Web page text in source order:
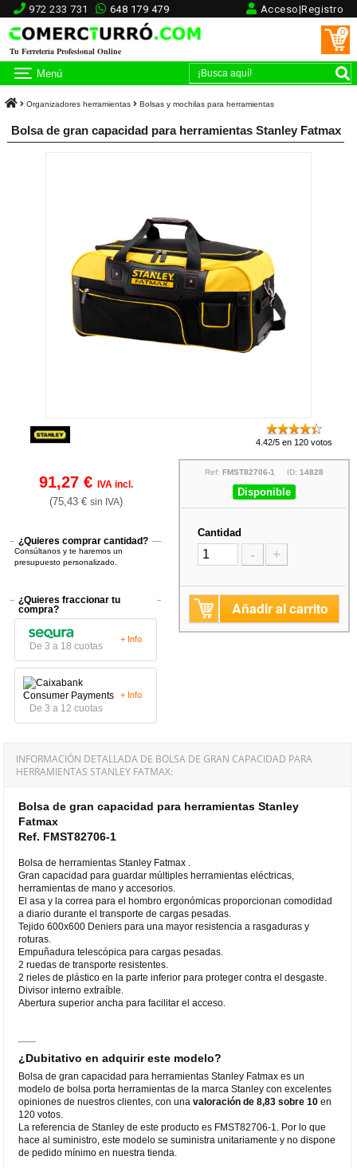
972 233 731 648 179 479 Acceso|Registro
Tu Ferretería Profesional Online
0
Menú
Organizadores herramientas Bolsas y mochilas para herramientas
Bolsa de gran capacidad para herramientas Stanley Fatmax
4.42/5 en 120 votos
91,27 € IVA incl.
(75,43 € sin IVA)
¿Quieres comprar cantidad?
Consúltanos y te haremos un
presupuesto personalizado.
¿Quieres fraccionar tu
compra?
De 3 a 18 cuotas
+ Info
De 3 a 12 cuotas
+ Info
Ref: FMST82706-1 ID: 14828
Disponible
Cantidad
- +
Añadir al carrito
INFORMACIÓN DETALLADA DE BOLSA DE GRAN CAPACIDAD PARA
HERRAMIENTAS STANLEY FATMAX:
Bolsa de gran capacidad para herramientas Stanley
Fatmax
Ref. FMST82706-1
Bolsa de herramientas Stanley Fatmax .
Gran capacidad para guardar múltiples herramientas eléctricas,
herramientas de mano y accesorios.
El asa y la correa para el hombro ergonómicas proporcionan comodidad
a diario durante el transporte de cargas pesadas.
Tejido 600x600 Deniers para una mayor resistencia a rasgaduras y
roturas.
Empuñadura telescópica para cargas pesadas.
2 ruedas de transporte resistentes.
2 rieles de plástico en la parte inferior para proteger contra el desgaste.
Divisor interno extraíble.
Abertura superior ancha para facilitar el acceso.
¿Dubitativo en adquirir este modelo?
Bolsa de gran capacidad para herramientas Stanley Fatmax es un
modelo de bolsa porta herramientas de la marca Stanley con excelentes
opiniones de nuestros clientes, con unavaloración de 8,83 sobre 10 en
120 votos.
La referencia de Stanley de este producto es FMST82706-1. Por lo que
hace al suministro, este modelo se suministra unitariamente y no dispone
de pedido mínimo en nuestra tienda.